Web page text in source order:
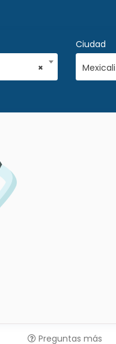
×
Ciudad
Mexicali
Preguntas más